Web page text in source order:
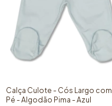
Calça Culote - Cós Largo com
Pé - Algodão Pima - Azul